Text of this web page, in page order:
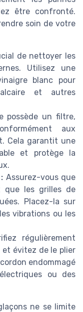
être confronté.
soin de votre
de nettoyer les
Utilisez une
blanc pour
et autres
possède un filtre,
aux
Cela garantit une
et protège la
Assurez-vous que
que les grilles de
Placez-la sur
vibrations ou les
régulièrement
évitez de le plier
endommagé
ou des
ne se limite